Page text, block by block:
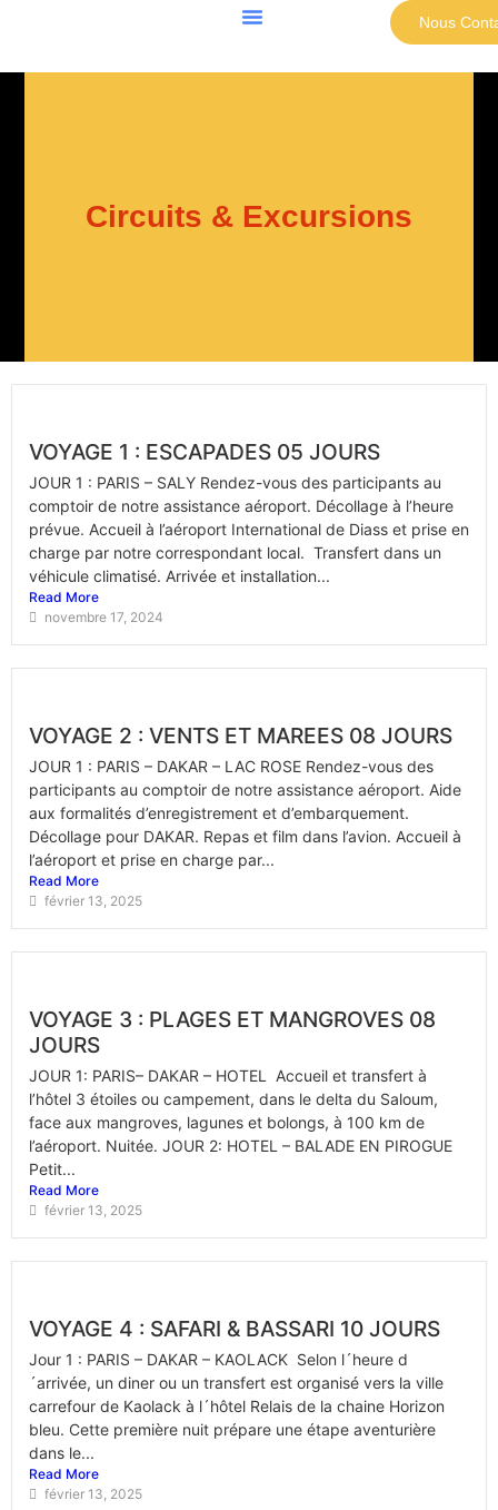
Nous
Circuits & Excursions
VOYAGE 1 : ESCAPADES 05 JOURS
JOUR 1 : PARIS – SALY Rendez-vous des participants au
comptoir de notre assistance aéroport. Décollage à l’heure
prévue. Accueil à l’aéroport International de Diass et prise en
charge par notre correspondant local. Transfert dans un
véhicule climatisé. Arrivée et installation...
Read More
novembre 17, 2024
VOYAGE 2 : VENTS ET MAREES 08 JOURS
JOUR 1 : PARIS – DAKAR – LAC ROSE Rendez-vous des
participants au comptoir de notre assistance aéroport. Aide
aux formalités d’enregistrement et d’embarquement.
Décollage pour DAKAR. Repas et film dans l’avion. Accueil à
l’aéroport et prise en charge par...
Read More
février 13, 2025
VOYAGE 3 : PLAGES ET MANGROVES 08
JOURS
JOUR 1: PARIS– DAKAR – HOTEL Accueil et transfert à
l’hôtel 3 étoiles ou campement, dans le delta du Saloum,
face aux mangroves, lagunes et bolongs, à 100 km de
l’aéroport. Nuitée. JOUR 2: HOTEL – BALADE EN PIROGUE
Petit...
Read More
février 13, 2025
VOYAGE 4 : SAFARI & BASSARI 10 JOURS
Jour 1 : PARIS – DAKAR – KAOLACK Selon l´heure d
´arrivée, un diner ou un transfert est organisé vers la ville
carrefour de Kaolack à l´hôtel Relais de la chaine Horizon
bleu. Cette première nuit prépare une étape aventurière
dans le...
Read More
février 13, 2025